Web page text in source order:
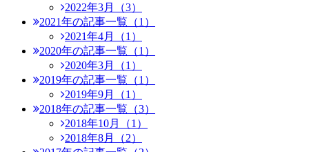
2022年3月（3）
2021年の記事一覧（1）
2021年4月（1）
2020年の記事一覧（1）
2020年3月（1）
2019年の記事一覧（1）
2019年9月（1）
2018年の記事一覧（3）
2018年10月（1）
2018年8月（2）